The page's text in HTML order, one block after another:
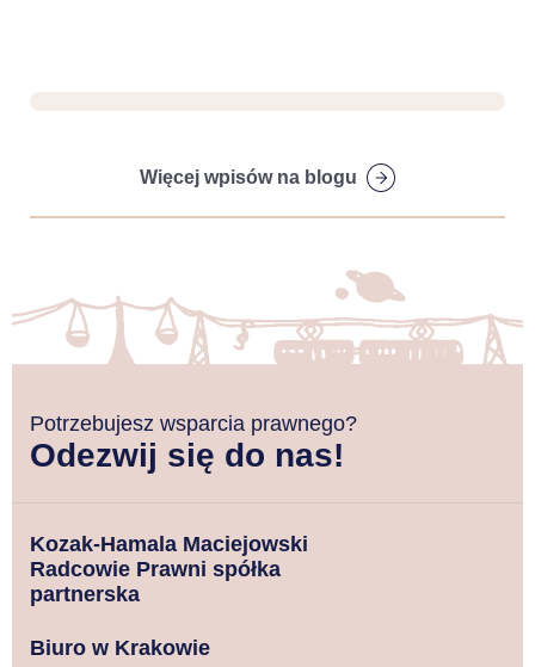
Więcej wpisów na blogu
Potrzebujesz wsparcia prawnego?
Odezwij się do nas!
Kozak-Hamala Maciejowski
Radcowie Prawni spółka
partnerska
Biuro w Krakowie